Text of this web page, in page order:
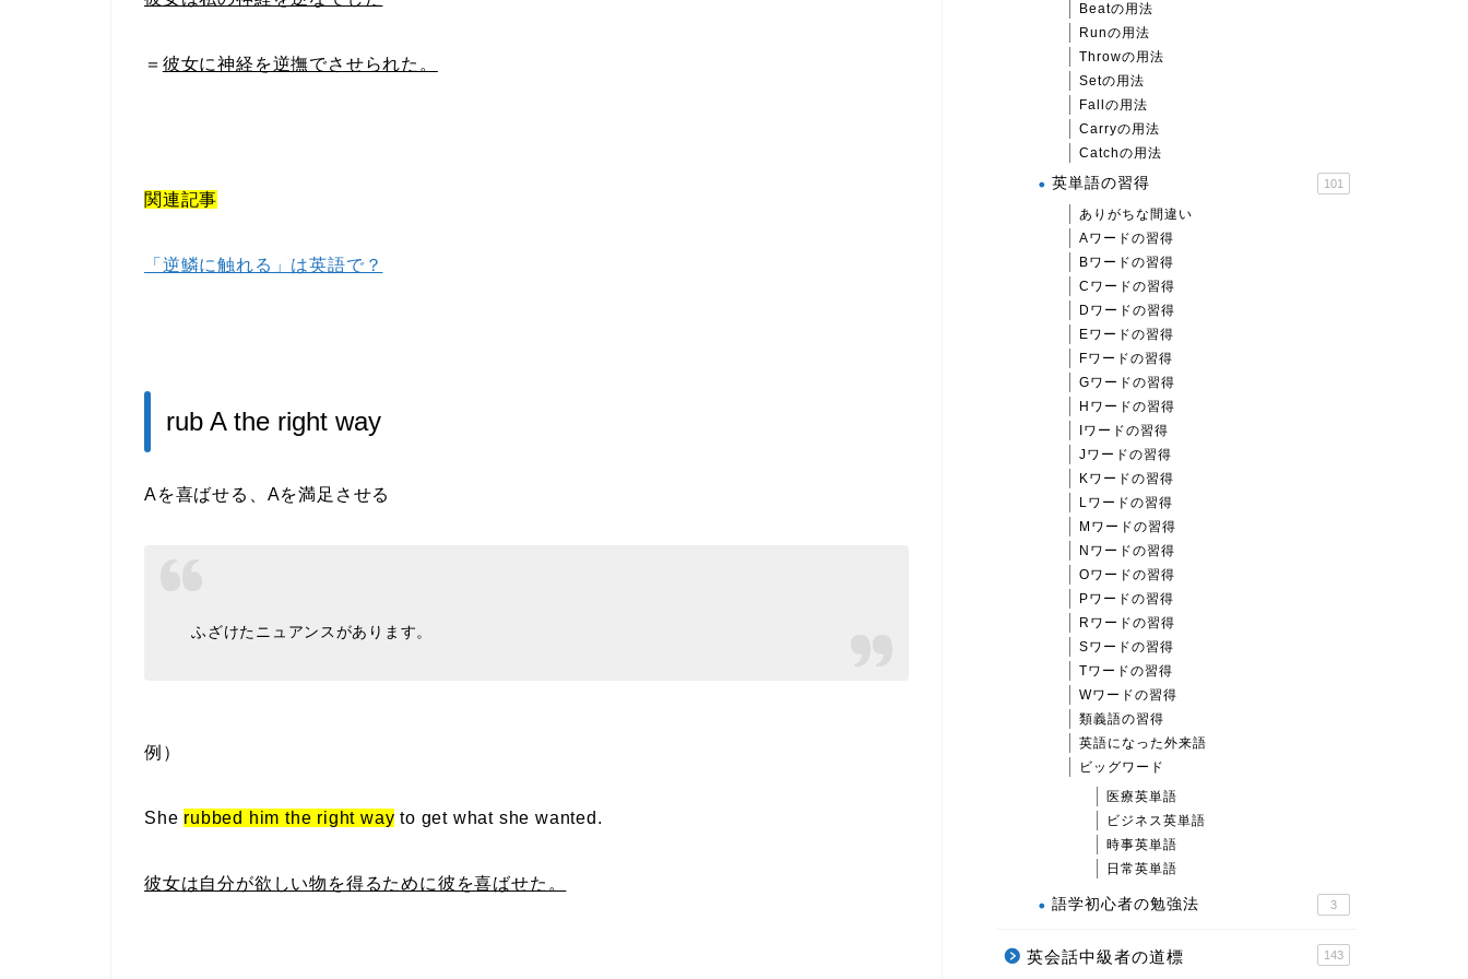
＝ 彼女に神経を逆撫でさせられた。
関連記事
「逆鱗に触れる」は英語で？
rub A the right way
Aを喜ばせる、Aを満足させる
ふざけたニュアンスがあります。
例）
She rubbed him the right way to get what she wanted.
彼女は自分が欲しい物を得るために彼を喜ばせた。
Beatの用法
Runの用法
Throwの用法
Setの用法
Fallの用法
Carryの用法
Catchの用法
英単語の習得 101
ありがちな間違い
Aワードの習得
Bワードの習得
Cワードの習得
Dワードの習得
Eワードの習得
Fワードの習得
Gワードの習得
Hワードの習得
Iワードの習得
Jワードの習得
Kワードの習得
Lワードの習得
Mワードの習得
Nワードの習得
Oワードの習得
Pワードの習得
Rワードの習得
Sワードの習得
Tワードの習得
Wワードの習得
類義語の習得
英語になった外来語
ビッグワード
医療英単語
ビジネス英単語
時事英単語
日常英単語
語学初心者の勉強法 3
英会話中級者の道標 143